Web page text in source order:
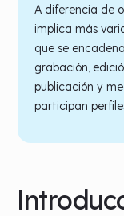
A diferencia de
implica más
que se
grabación,
publicación y
participan